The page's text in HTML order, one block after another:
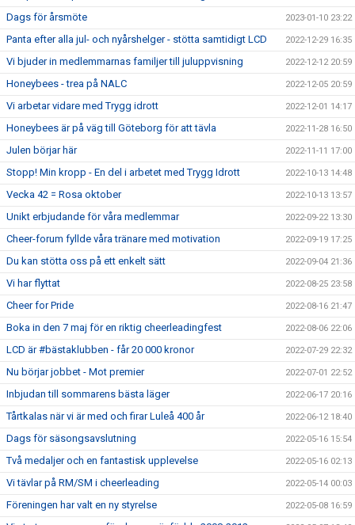
Dags för årsmöte 2023-01-10 23:22
Panta efter alla jul- och nyårshelger - stötta samtidigt LCD 2022-12-29 16:35
Vi bjuder in medlemmarnas familjer till juluppvisning 2022-12-12 20:59
Honeybees - trea på NALC 2022-12-05 20:59
Vi arbetar vidare med Trygg idrott 2022-12-01 14:17
Honeybees är på väg till Göteborg för att tävla 2022-11-28 16:50
Julen börjar här 2022-11-11 17:00
Stopp! Min kropp - En del i arbetet med Trygg Idrott 2022-10-13 14:48
Vecka 42 = Rosa oktober 2022-10-13 13:57
Unikt erbjudande för våra medlemmar 2022-09-22 13:30
Cheer-forum fyllde våra tränare med motivation 2022-09-19 17:25
Du kan stötta oss på ett enkelt sätt 2022-09-04 21:36
Vi har flyttat 2022-08-25 23:58
Cheer for Pride 2022-08-16 21:47
Boka in den 7 maj för en riktig cheerleadingfest 2022-08-06 22:06
LCD är #bästaklubben - får 20 000 kronor 2022-07-29 22:32
Nu börjar jobbet - Mot premier 2022-07-01 22:52
Inbjudan till sommarens bästa läger 2022-06-17 20:16
Tårtkalas när vi är med och firar Luleå 400 år 2022-06-12 18:40
Dags för säsongsavslutning 2022-05-16 15:54
Två medaljer och en fantastisk upplevelse 2022-05-16 02:13
Vi tävlar på RM/SM i cheerleading 2022-05-14 00:03
Föreningen har valt en ny styrelse 2022-05-08 16:59